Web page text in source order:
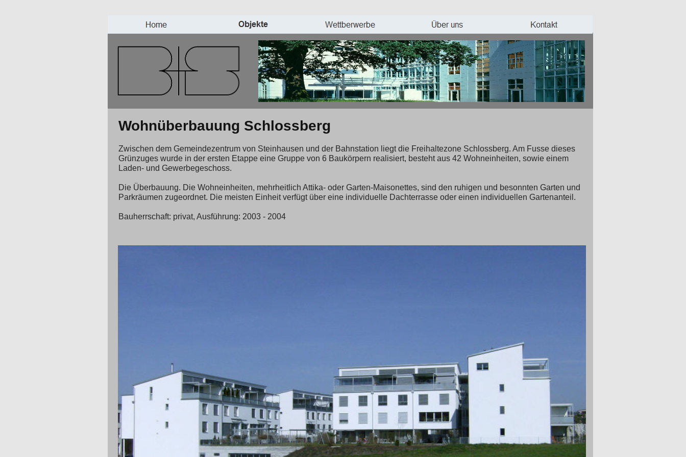
Wohnüberbauung Schlossberg
Zwischen dem Gemeindezentrum von Steinhausen und der Bahnstation liegt die Freihaltezone Schlossberg. Am Fusse dieses
Grünzuges wurde in der ersten Etappe eine Gruppe von 6 Baukörpern realisiert, besteht aus 42 Wohneinheiten, sowie einem
Laden- und Gewerbegeschoss.
Die Überbauung. Die Wohneinheiten, mehrheitlich Attika- oder Garten-Maisonettes, sind den ruhigen und besonnten Garten und
Parkräumen zugeordnet. Die meisten Einheit verfügt über eine individuelle Dachterrasse oder einen individuellen Gartenanteil.
Bauherrschaft: privat, Ausführung: 2003 - 2004